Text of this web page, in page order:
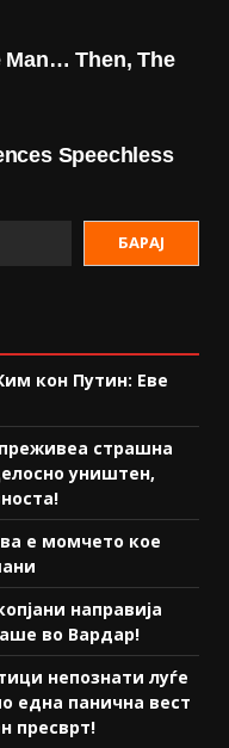
БАРАЈ
кон Путин: Еве
страшна
уништен,
е момчето кое
направија
во Вардар!
непознати луѓе
една панична вест
пресврт!